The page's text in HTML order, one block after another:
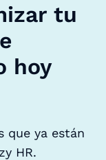
tu
hoy
que ya están
HR.